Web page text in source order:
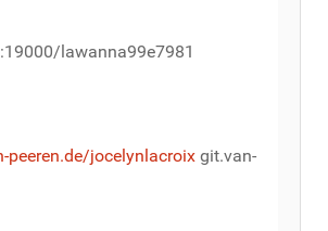
:19000/lawanna99e7981
peeren.de/jocelynlacroix git.van-